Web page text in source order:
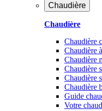
Chaudière
Chaudière
Chaudière
Chaudière
Chaudière
Chaudière
Chaudière
Chaudière
Guide
Votre